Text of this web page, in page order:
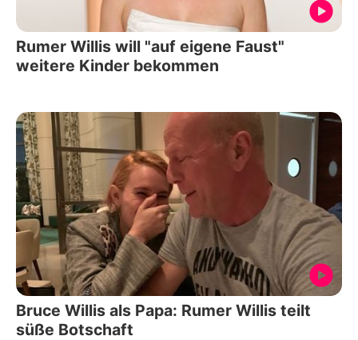
Rumer Willis will "auf eigene Faust"
weitere Kinder bekommen
Bruce Willis als Papa: Rumer Willis teilt
süße Botschaft